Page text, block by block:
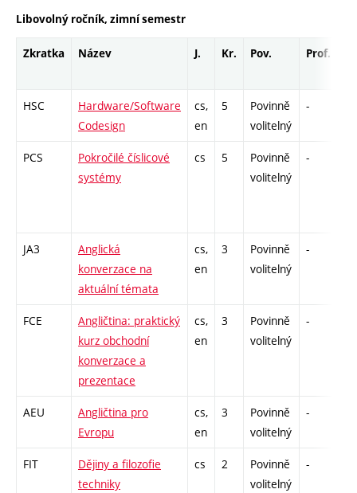
Libovolný ročník, zimní semestr
Zkratka Název J. Kr. Pov. Prof.
HSC
Hardware/Software
Codesign
cs,
en
5
Povinně
volitelný
-
PCS
Pokročilé číslicové
systémy
cs 5
Povinně
volitelný
-
JA3
Anglická
konverzace na
aktuální témata
cs,
en
3
Povinně
volitelný
-
FCE
Angličtina: praktický
kurz obchodní
konverzace a
prezentace
cs,
en
3
Povinně
volitelný
-
AEU
Angličtina pro
Evropu
cs,
en
3
Povinně
volitelný
-
FIT
Dějiny a filozofie
techniky
cs 2
Povinně
volitelný
-